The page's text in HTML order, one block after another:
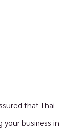
that Thai
your business in